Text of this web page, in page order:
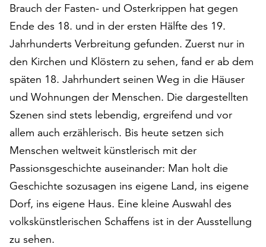
Sie
die
Einstellungen
über
die
Schaltfläche
„Auswählen“.
Weitere
Informationen
finden
Sie
in
unserer
Datenschutzerklärung
oder
dem
Impressum
Brauch der Fasten- und Osterkrippen hat gegen
Ende des 18. und in der ersten Hälfte des 19.
Jahrhunderts Verbreitung gefunden. Zuerst nur in
den Kirchen und Klöstern zu sehen, fand er ab dem
späten 18. Jahrhundert seinen Weg in die Häuser
und Wohnungen der Menschen. Die dargestellten
Szenen sind stets lebendig, ergreifend und vor
allem auch erzählerisch. Bis heute setzen sich
Menschen weltweit künstlerisch mit der
Passionsgeschichte auseinander: Man holt die
Geschichte sozusagen ins eigene Land, ins eigene
Dorf, ins eigene Haus. Eine kleine Auswahl des
volkskünstlerischen Schaffens ist in der Ausstellung
zu sehen.